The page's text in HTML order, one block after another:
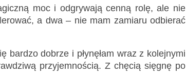
moc i odgrywają cenną rolę, ale nie
a dwa – nie mam zamiaru odbierać
bardzo dobrze i płynęłam wraz z kolejnymi
przyjemnością. Z chęcią sięgnę po